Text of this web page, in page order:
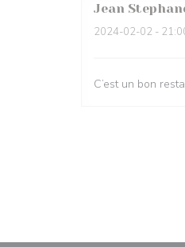
Jean
2024-02-02 -
C’est un bon